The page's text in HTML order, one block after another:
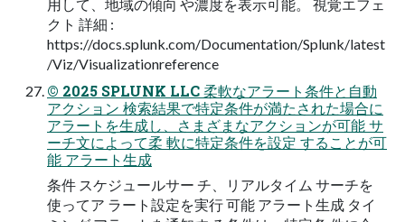
用して、地域の傾向 や濃度を表示可能。 視覚エフェ
クト 詳細 :
https://docs.splunk.com/Documentation/Splunk/latest
/Viz/Visualizationreference
© 2025 SPLUNK LLC 柔軟なアラート条件と自動
アクション 検索結果で特定条件が満たされた場合に
アラートを生成し、さまざまなアクションが可能 サ
ーチ文によって柔 軟に特定条件を設定 することが可
能 アラート生成
条件 スケジュールサー チ、リアルタイム サーチを
使ってア ラート設定を実行 可能 アラート生成 タイ